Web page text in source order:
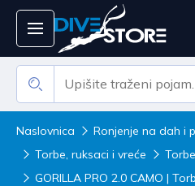
Naslovnica
Ronjenje na dah i
Torbe, ruksaci i vreće
Torbe
GORILLA PRO 2.0 CAMO |